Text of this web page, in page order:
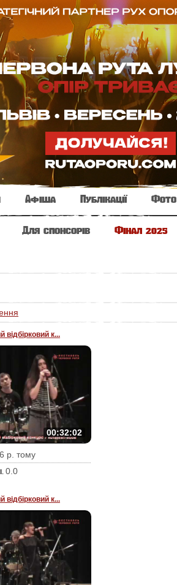
Афіша Публікації Фото
Для спонсорів Фінал 2025
відбірковий к...
00:32:02
6 р. тому
0.0
відбірковий к...